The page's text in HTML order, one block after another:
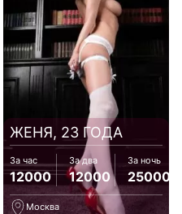
ЖЕНЯ, 23 ГОДА
За час
12000
За два
12000
За ночь
25000
Москва